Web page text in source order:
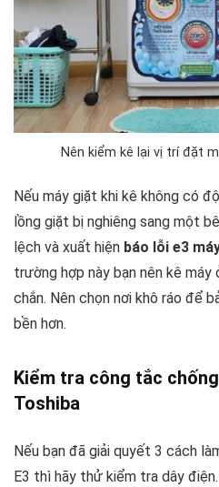
Nên kiểm kê lại vị trí đặt
Nếu máy giặt khi kê không có
lồng giặt bị nghiêng sang một
lệch và xuất hiện báo lỗi e3
trường hợp này bạn nên kê máy
chắn. Nên chọn nơi khô ráo để
bền hơn.
Kiểm tra công tắc
Toshiba
Nếu bạn đã giải quyết 3 cách
E3 thì hãy thử kiểm tra dây